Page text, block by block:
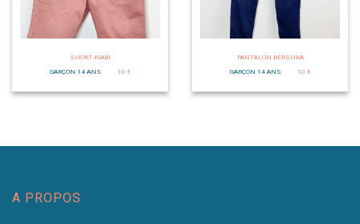
SHORT KIABI
GARÇON 14 ANS
10 €
PANTALON BERSHKA
GARÇON 14 ANS
10 €
A PROPOS